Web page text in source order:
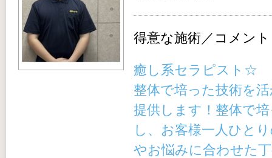
得意な施術／コメント
癒し系セラピスト☆
整体で培った技術を
提供します！ 整体で
し、お客様一人ひと
やお悩みに合わせた